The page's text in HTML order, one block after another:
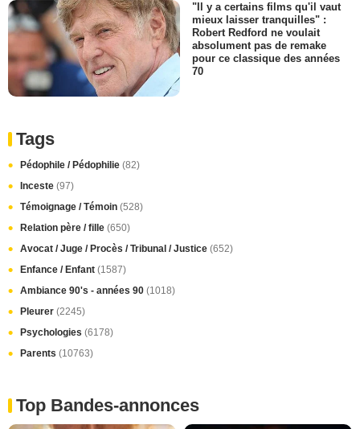
"Il y a certains films qu'il vaut
mieux laisser tranquilles" :
Robert Redford ne voulait
absolument pas de remake
pour ce classique des années
70
Tags
Pédophile / Pédophilie (82)
Inceste (97)
Témoignage / Témoin (528)
Relation père / fille (650)
Avocat / Juge / Procès / Tribunal / Justice (652)
Enfance / Enfant (1587)
Ambiance 90's - années 90 (1018)
Pleurer (2245)
Psychologies (6178)
Parents (10763)
Top Bandes-annonces